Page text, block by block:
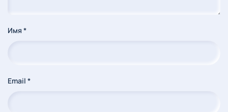
Имя *
Email *